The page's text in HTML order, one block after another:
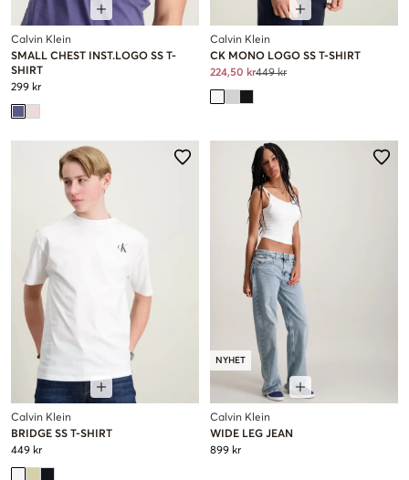
Calvin Klein
SMALL CHEST INST.LOGO SS T-
SHIRT
299 kr
Calvin Klein
CK MONO LOGO SS T-SHIRT
224,50 kr449 kr
Calvin Klein
BRIDGE SS T-SHIRT
449 kr
NYHET
Calvin Klein
WIDE LEG JEAN
899 kr